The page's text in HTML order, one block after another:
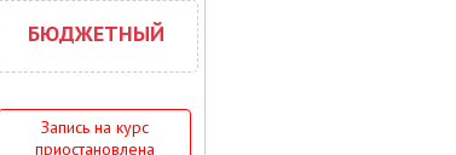
БЮДЖЕТНЫЙ
Запись на курс
приостановлена